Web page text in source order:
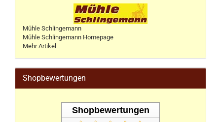
Mühle Schlingemann
Mühle Schlingemann Homepage
Mehr Artikel
Shopbewertungen
Shopbewertungen